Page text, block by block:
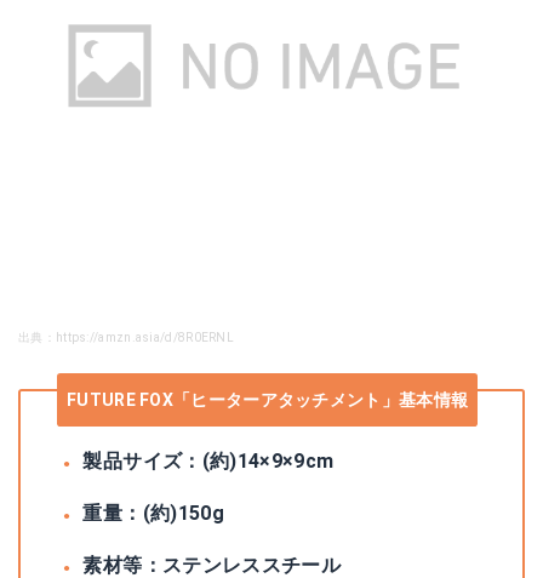
出典：https://amzn.asia/d/8R0ERNL
FUTURE FOX「ヒーターアタッチメント」基本情報
製品サイズ：(約)14×9×9cm
重量：(約)150g
素材等：ステンレススチール